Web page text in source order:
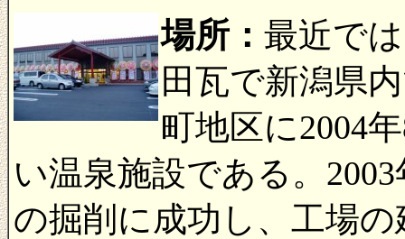
場所： 最近で
田瓦で新潟県
町地区に2004
い温泉施設である。
の掘削に成功し、工場